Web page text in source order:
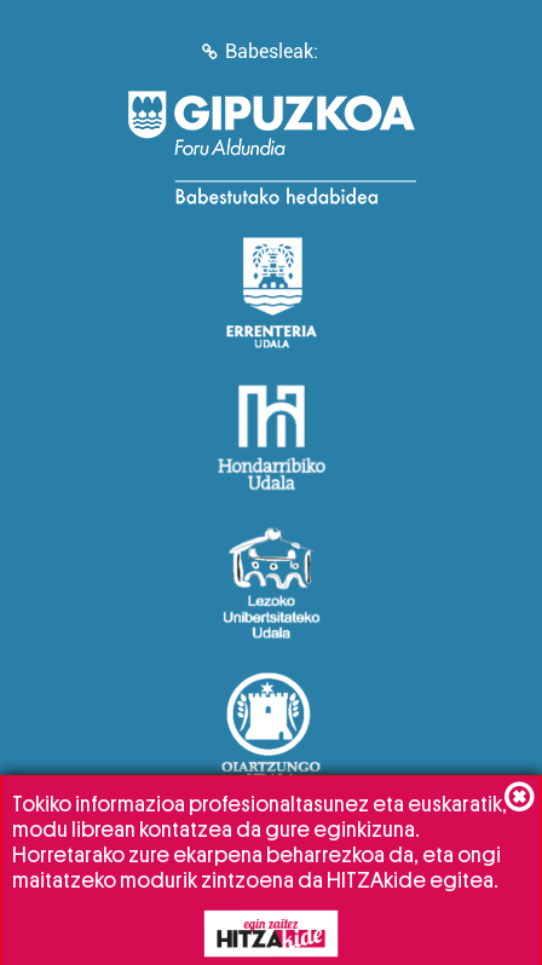
Babesleak:
Tokiko informazioa profesionaltasunez eta euskaratik,
modu librean kontatzea da gure eginkizuna.
Horretarako zure ekarpena beharrezkoa da, eta ongi
maitatzeko modurik zintzoena da HITZAkide egitea.